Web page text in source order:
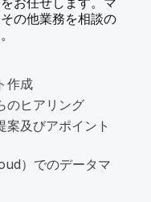
の他業務を相談の
作成
のヒアリング
案及びアポイント
）でのデータマ